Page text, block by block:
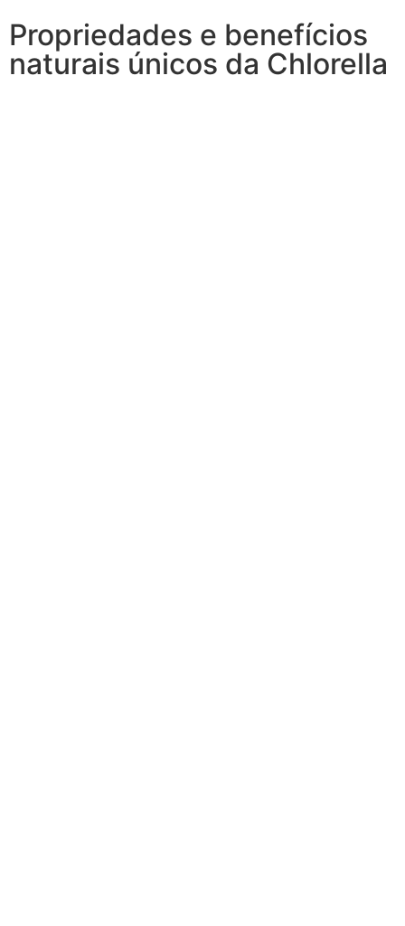
Propriedades e benefícios
naturais únicos da Chlorella